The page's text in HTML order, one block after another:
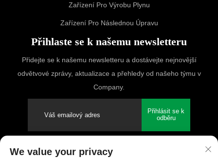
Zařízení Pro Výrobu Plynu
Zařízení Pro Následnou Úpravu
Přihlaste se k našemu newsletteru
Přidejte se k našemu newsletteru a dostávejte nejnovější
odvětvové zprávy, aktualizace a přehledy od našeho týmu v
Company.
Přihlásit se k
odběru
We value your privacy